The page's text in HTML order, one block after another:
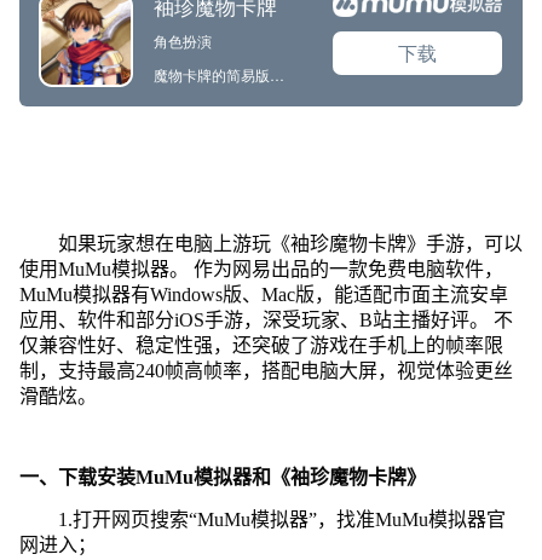
如果玩家想在电脑上游玩《袖珍魔物卡牌》手游，可以
使用MuMu模拟器。 作为网易出品的一款免费电脑软件，
MuMu模拟器有Windows版、Mac版，能适配市面主流安卓
应用、软件和部分iOS手游，深受玩家、B站主播好评。 不
仅兼容性好、稳定性强，还突破了游戏在手机上的帧率限
制，支持最高240帧高帧率，搭配电脑大屏，视觉体验更丝
滑酷炫。
一、下载安装MuMu模拟器和《袖珍魔物卡牌》
1.打开网页搜索“MuMu模拟器”，找准MuMu模拟器官
网进入；